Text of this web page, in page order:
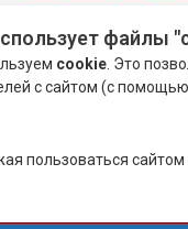
Популярные
файлы
cookie . Это
с сайтом (с
пользоваться